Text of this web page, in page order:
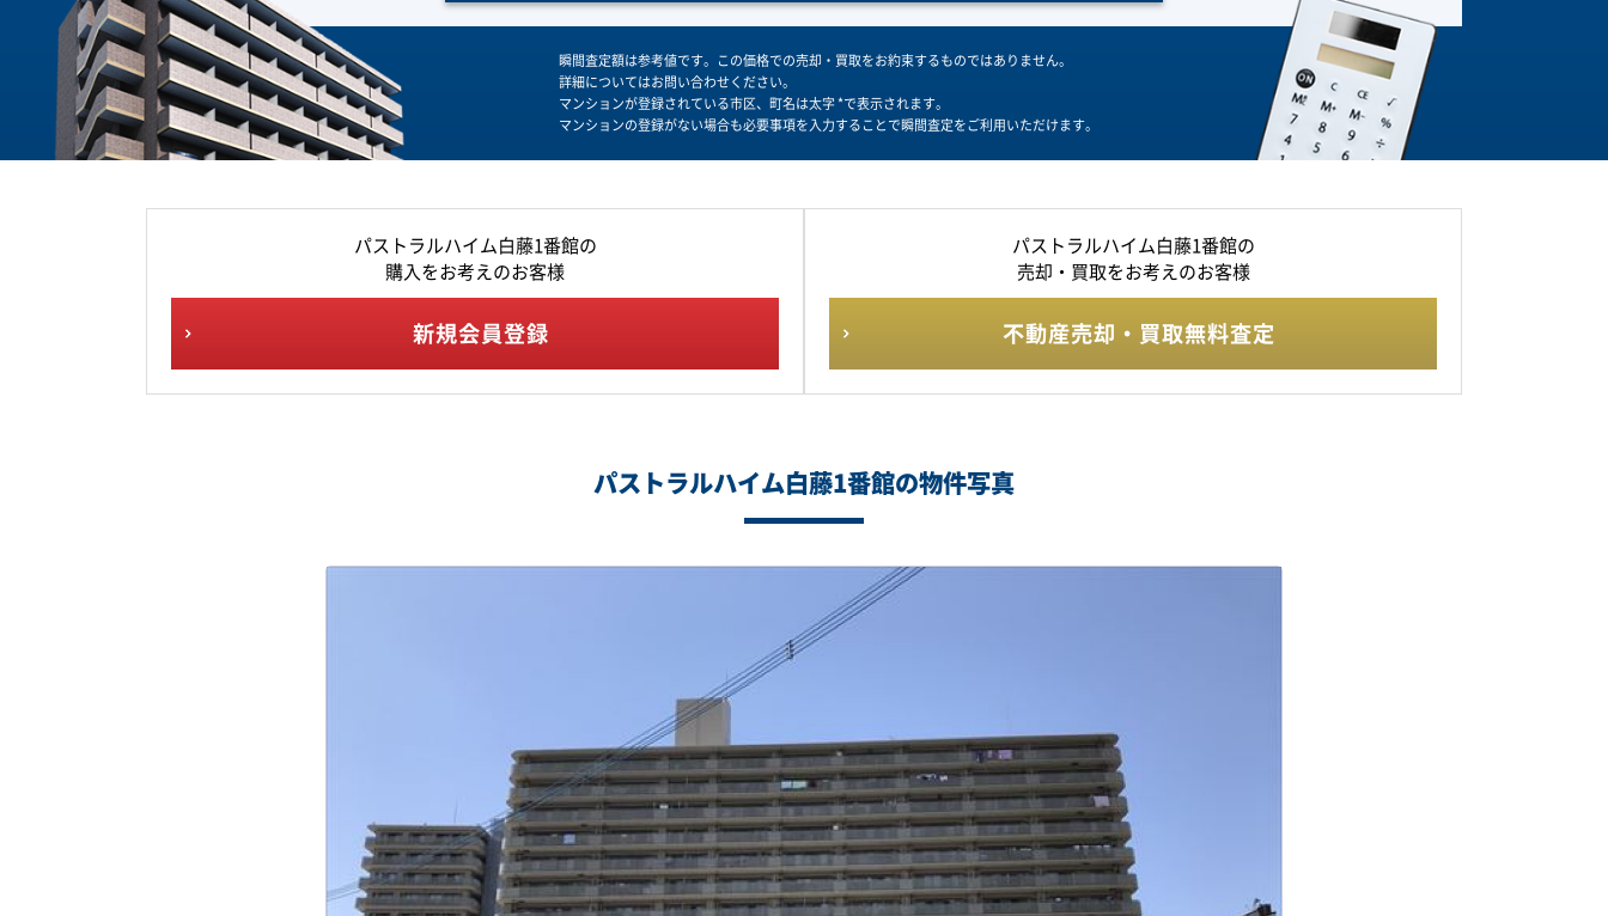
瞬間査定額は参考値です。この価格での売却・買取をお約束するものではありません。
詳細についてはお問い合わせください。
マンションが登録されている市区、町名は太字 *で表示されます。
マンションの登録がない場合も必要事項を入力することで瞬間査定をご利用いただけます。
パストラルハイム白藤1番館の
購入をお考えのお客様
新規会員登録
パストラルハイム白藤1番館の
売却・買取をお考えのお客様
不動産売却・買取無料査定
パストラルハイム白藤1番館の物件写真